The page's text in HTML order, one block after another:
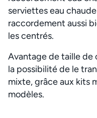
serviettes eau
raccordement aussi
les centrés.
Avantage de taille de
la possibilité de le
mixte, grâce aux kits
modèles.